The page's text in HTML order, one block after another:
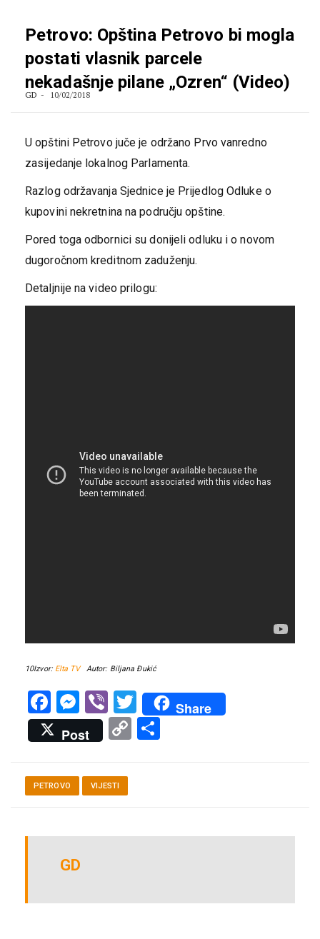
Petrovo: Opština Petrovo bi mogla
postati vlasnik parcele
nekadašnje pilane „Ozren“ (Video)
GD 10/02/2018
U opštini Petrovo juče je održano Prvo vanredno
zasijedanje lokalnog Parlamenta.
Razlog održavanja Sjednice je Prijedlog Odluke o
kupovini nekretnina na području opštine.
Pored toga odbornici su donijeli odluku i o novom
dugoročnom kreditnom zaduženju.
Detaljnije na video prilogu:
10Izvor: Elta TVAutor: Biljana Đukić
Facebook
Messenger
ViberTwitter
Share
Post
Copy
PETROVO VIJESTI
GD